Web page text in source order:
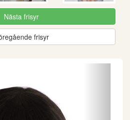
Nästa frisyr
frisyr